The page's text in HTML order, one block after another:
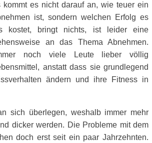
kommt es nicht darauf an, wie teuer ein
ist, sondern welchen Erfolg es
kostet, bringt nichts, ist leider eine
an das Thema Abnehmen.
noch viele Leute lieber völlig
anstatt dass sie grundlegend
ändern und ihre Fitness in
sich überlegen, weshalb immer mehr
dicker werden. Die Probleme mit dem
doch erst seit ein paar Jahrzehnten.